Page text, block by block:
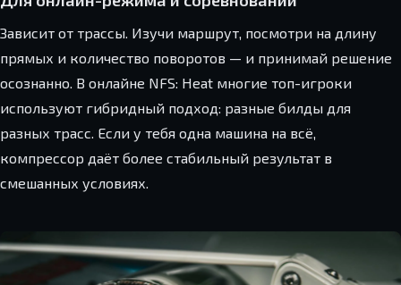
Зависит от трассы. Изучи маршрут, посмотри на длину
прямых и количество поворотов — и принимай решение
осознанно. В онлайне NFS: Heat многие топ-игроки
используют гибридный подход: разные билды для
разных трасс. Если у тебя одна машина на всё,
компрессор даёт более стабильный результат в
смешанных условиях.